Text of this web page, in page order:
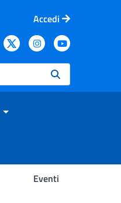
Accedi
Eventi